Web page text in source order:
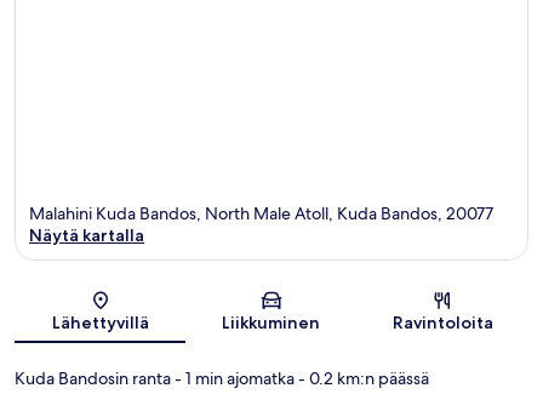
Kartta
Malahini Kuda Bandos, North Male Atoll, Kuda Bandos, 20077
Näytä kartalla
Lähettyvillä Liikkuminen Ravintoloita
Kuda Bandosin ranta- 1 min ajomatka- 0.2 km:n päässä